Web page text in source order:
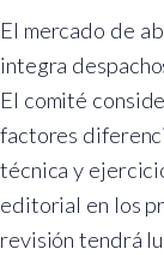
El mercado de
integra
El comité
factores
técnica y
editorial en los
revisión tendrá